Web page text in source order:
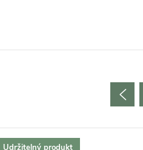
Udržitelný produkt